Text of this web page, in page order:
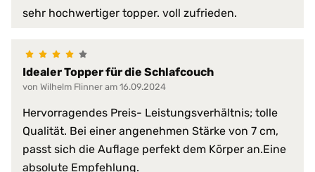
Ihre Schlafraumtemperatur?: gleichbleibend das
Kern-Höhe:
9 cm
Kern-Höhen:
7 cm
9 cm
Klima-Eigenschaften: für alle Jahreszeiten
sehr hochwertiger topper. voll zufrieden.
Idealer Topper für die Schlafcouch
von Wilhelm Flinner am 16.09.2024
Hervorragendes Preis- Leistungsverhältnis; tolle
Qualität. Bei einer angenehmen Stärke von 7 cm,
passt sich die Auflage perfekt dem Körper an.Eine
absolute Empfehlung.